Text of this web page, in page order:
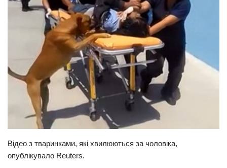
Світ
Наука
Технології
Історії
Рецепти
Привітання
Події
Відео з тваринками, які хвилюються за чоловіка,
опублікувало Reuters.